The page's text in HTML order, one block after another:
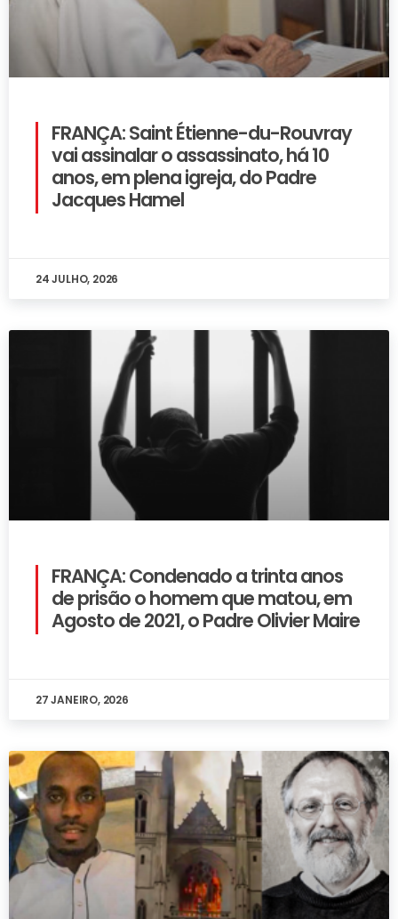
FRANÇA: Saint Étienne-du-Rouvray
vai assinalar o assassinato, há 10
anos, em plena igreja, do Padre
Jacques Hamel
24 JULHO, 2026
FRANÇA: Condenado a trinta anos
de prisão o homem que matou, em
Agosto de 2021, o Padre Olivier Maire
27 JANEIRO, 2026